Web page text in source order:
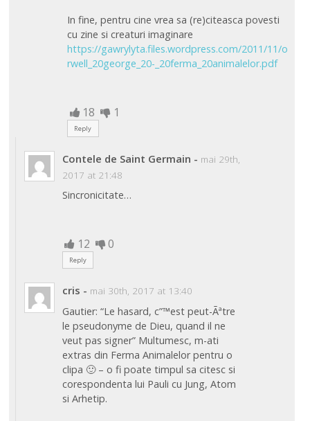
In fine, pentru cine vrea sa (re)citeasca povesti
cu zine si creaturi imaginare
https://gawrylyta.files.wordpress.com/2011/11/o
rwell_20george_20-_20ferma_20animalelor.pdf
18 1
Reply
Contele de Saint Germain - mai 29th,
2017 at 21:48
Sincronicitate…
12 0
Reply
cris - mai 30th, 2017 at 13:40
Gautier: “Le hasard, c”™est peut-Ãªtre
le pseudonyme de Dieu, quand il ne
veut pas signer” Multumesc, m-ati
extras din Ferma Animalelor pentru o
clipa 🙂 – o fi poate timpul sa citesc si
corespondenta lui Pauli cu Jung, Atom
si Arhetip.